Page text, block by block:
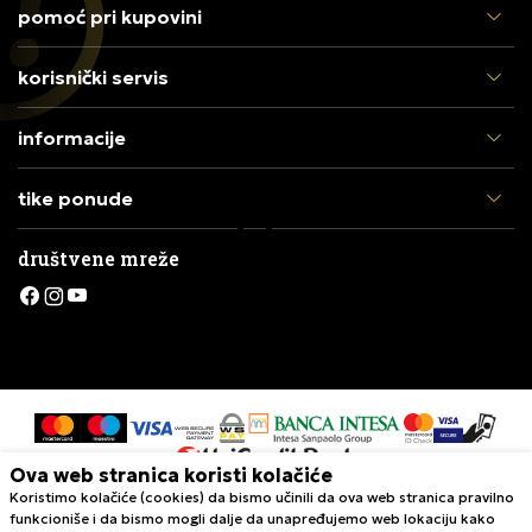
pomoć pri kupovini
korisnički servis
informacije
tike ponude
društvene mreže
Nastojimo da budemo što precizniji u opisu proizvoda, prikazu slika i
Ova web stranica koristi kolačiće
Koristimo kolačiće (cookies) da bismo učinili da ova web stranica pravilno
funkcioniše i da bismo mogli dalje da unapređujemo web lokaciju kako